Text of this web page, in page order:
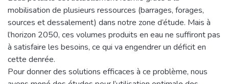
mobilisation de plusieurs ressources (barrages, forages,
sources et dessalement) dans notre zone d’étude. Mais à
l’horizon 2050, ces volumes produits en eau ne suffiront pas
à satisfaire les besoins, ce qui va engendrer un déficit en
cette denrée.
Pour donner des solutions efficaces à ce problème, nous